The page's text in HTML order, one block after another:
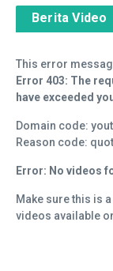
Berita Video
This error
Error 403: The
have exceeded
Domain code:
Reason code:
Error: No videos
Make sure this is
videos available